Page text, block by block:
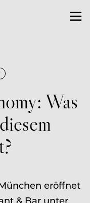
Was
eröffnet
& Bar unter